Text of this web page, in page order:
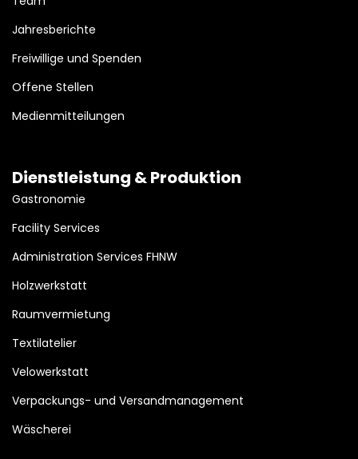
Jahresberichte
Freiwillige und Spenden
Offene Stellen
Medienmitteilungen
Dienstleistung & Produktion
Gastronomie
Facility Services
Administration Services FHNW
Holzwerkstatt
Raumvermietung
Textilatelier
Velowerkstatt
Verpackungs- und Versandmanagement
Wäscherei